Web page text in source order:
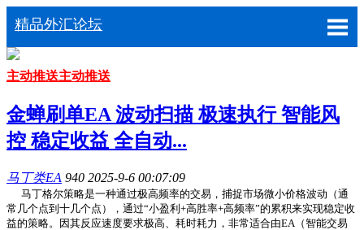
精品外汇论坛
主动推送主动推送
金蝉刷单EA 波动扫描 极速执行 智能风
控 稳定收益 全自动...
马丁类EA 940 2025-9-6 00:07:09
马丁格尔策略是一种通过极高频率的交易，捕捉市场微小价格波动（通
常几个点到十几个点），通过“小盈利+高胜率+高频率”的累积来实现稳定收
益的策略。因其反应速度要求极高、耗时耗力，非常适合由EA（智能交易